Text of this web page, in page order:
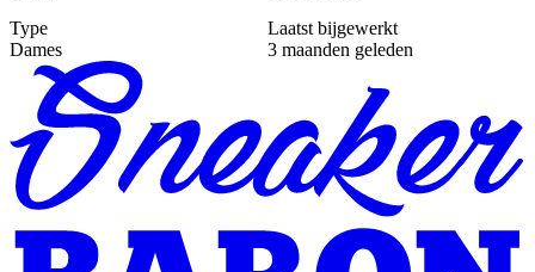
Type
Dames
Laatst bijgewerkt
3 maanden geleden